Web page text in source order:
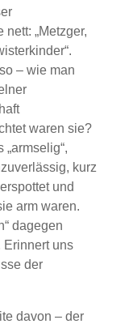
„Metzger,
– wie man
waren sie?
kurz
und
arm waren.
dagegen
Erinnert uns
der
davon – der